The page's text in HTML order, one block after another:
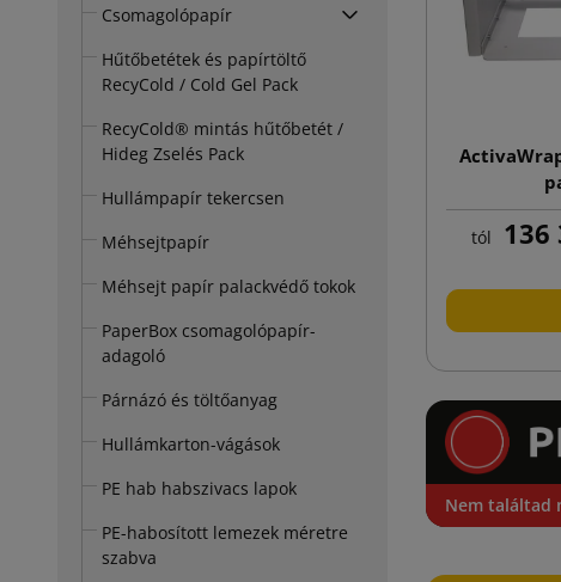
Csomagolópapír
Hűtőbetétek és papírtöltő
RecyCold / Cold Gel Pack
RecyCold® mintás hűtőbetét /
Hideg Zselés Pack
Hullámpapír tekercsen
Méhsejtpapír
Méhsejt papír palackvédő tokok
PaperBox csomagolópapír-
adagoló
Párnázó és töltőanyag
Hullámkarton-vágások
PE hab habszivacs lapok
PE-habosított lemezek méretre
szabva
tól 136
Nem találtad